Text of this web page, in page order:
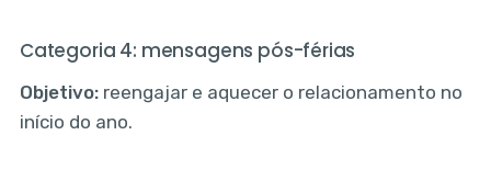
Categoria 4: mensagens pós-férias
Objetivo:reengajar e aquecer o relacionamento no
início do ano.